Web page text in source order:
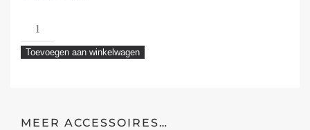
Huisje
Boompje
Feestje
Toevoegen aan winkelwagen
MEER ACCESSOIRES…